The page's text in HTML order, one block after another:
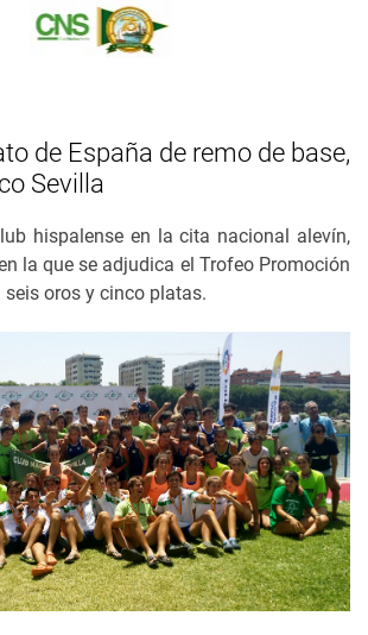
de España de remo de base,
Sevilla
hispalense en la cita nacional alevín,
la que se adjudica el Trofeo Promoción
oros y cinco platas.